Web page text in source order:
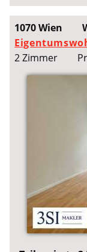
1070 Wien
2 Zimmer